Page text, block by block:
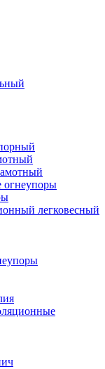
огнеупоры
легковесный